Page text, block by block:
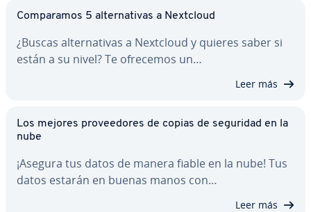
Co­m­pa­ra­mos 5 al­te­r­na­ti­vas a Nextcloud
¿Buscas al­te­r­na­ti­vas a Nextcloud y quieres saber si
están a su nivel? Te ofrecemos un…
Leer más
Los mejores pro­vee­do­res de copias de seguridad en la
nube
¡Asegura tus datos de manera fiable en la nube! Tus
datos estarán en buenas manos con…
Leer más